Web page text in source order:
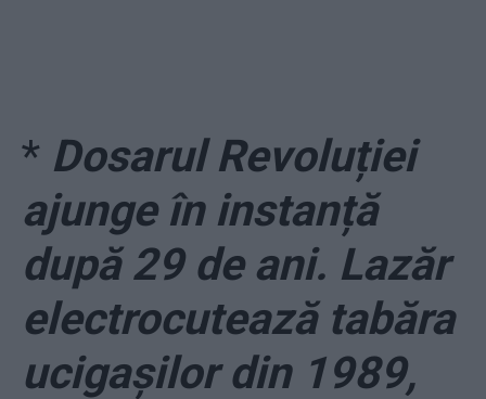
* Dosarul Revoluției
ajunge în instanță
după 29 de ani. Lazăr
electrocutează tabăra
ucigașilor din 1989,